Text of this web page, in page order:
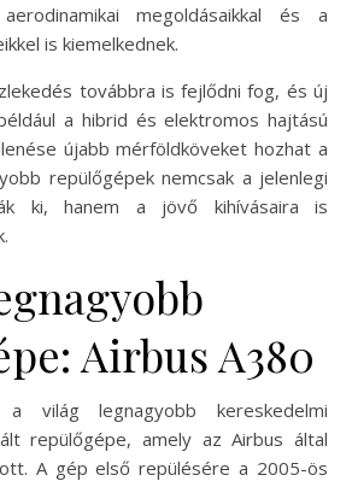
megoldásaikkal és a
is kiemelkednek.
továbbra is fejlődni fog, és új
a hibrid és elektromos hajtású
újabb mérföldköveket hozhat a
repülőgépek nemcsak a jelenlegi
ki, hanem a jövő kihívásaira is
Airbus A380
világ legnagyobb kereskedelmi
repülőgépe, amely az Airbus által
A gép első repülésére a 2005-ös